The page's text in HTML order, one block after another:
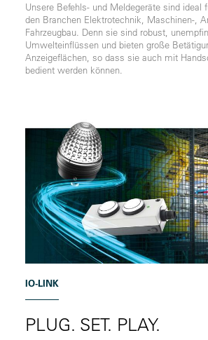
Unsere Befehls- und Meldegeräte sind ideal
den Branchen Elektrotechnik, Maschinen-,
Fahrzeugbau. Denn sie sind robust,
Umwelteinflüssen und bieten große
Anzeigeflächen, so dass sie auch mit
bedient werden können.
IO-LINK
PLUG. SET. PLAY.